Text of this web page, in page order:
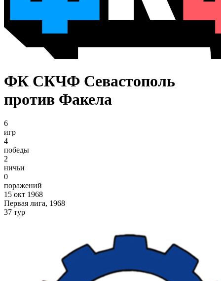
ФК СКЧФ Севастополь
против Факела
6
игр
4
победы
2
ничьи
0
поражений
15 окт 1968
Первая лига, 1968
37 тур